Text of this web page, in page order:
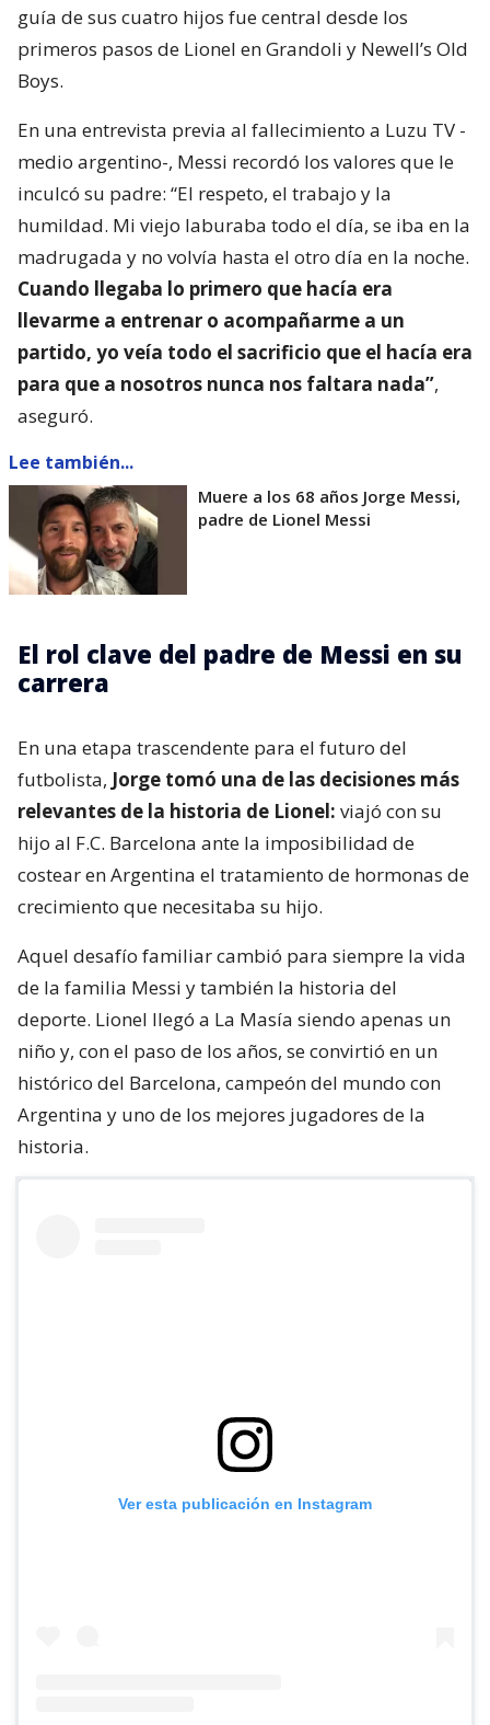
guía de sus cuatro hijos fue central desde los
primeros pasos de Lionel en Grandoli y Newell’s Old
Boys.
En una entrevista previa al fallecimiento a Luzu TV -
medio argentino-, Messi recordó los valores que le
inculcó su padre: “El respeto, el trabajo y la
humildad. Mi viejo laburaba todo el día, se iba en la
madrugada y no volvía hasta el otro día en la noche.
Cuando llegaba lo primero que hacía era
llevarme a entrenar o acompañarme a un
partido, yo veía todo el sacrificio que el hacía era
para que a nosotros nunca nos faltara nada”,
aseguró.
Lee también...
Muere a los 68 años Jorge Messi,
padre de Lionel Messi
El rol clave del padre de Messi en su
carrera
En una etapa trascendente para el futuro del
futbolista, Jorge tomó una de las decisiones más
relevantes de la historia de Lionel: viajó con su
hijo al F.C. Barcelona ante la imposibilidad de
costear en Argentina el tratamiento de hormonas de
crecimiento que necesitaba su hijo.
Aquel desafío familiar cambió para siempre la vida
de la familia Messi y también la historia del
deporte. Lionel llegó a La Masía siendo apenas un
niño y, con el paso de los años, se convirtió en un
histórico del Barcelona, campeón del mundo con
Argentina y uno de los mejores jugadores de la
historia.
Ver esta publicación en Instagram